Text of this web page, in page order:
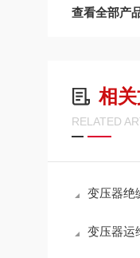
查看全部产
相
RELATED
变压器绝缘油水分
变压器运维